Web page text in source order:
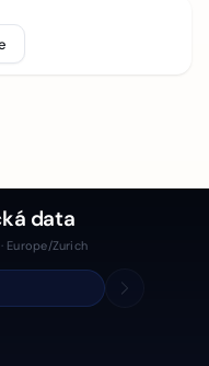
data
Europe/Zurich